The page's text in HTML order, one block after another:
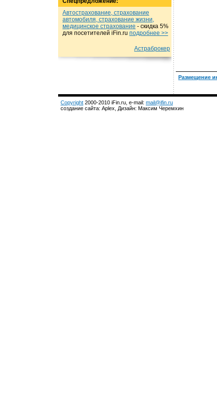
Автострахование, страхование
автомобиля, страхование жизни,
медицинское страхование - cкидка 5%
для посетителей iFin.ru подробнеe >>
Астраброкер
Размещение
Copyright 2000-2010 iFin.ru, e-mail: mail@ifin.ru
создание сайта: Aplex, Дизайн: Максим Черемхин